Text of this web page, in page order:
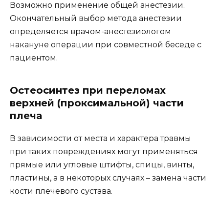
Возможно применение общей анестезии.
Окончательный выбор метода анестезии
определяется врачом-анестезиологом
накануне операции при совместной беседе с
пациентом.
Остеосинтез при переломах
верхней (проксимальной) части
плеча
В зависимости от места и характера травмы
при таких повреждениях могут применяться
прямые или угловые штифты, спицы, винты,
пластины, а в некоторых случаях – замена части
кости плечевого сустава.